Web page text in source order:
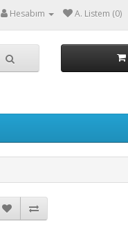
Hesabım A. Listem (0)